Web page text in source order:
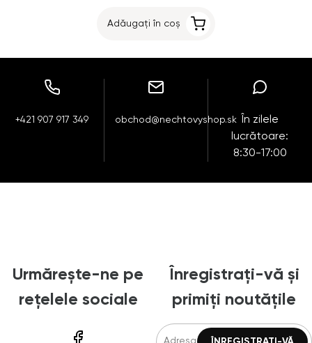
Adăugați în coș
+421 907 917 349 obchod@nechtovyshop.sk
În zilele
lucrătoare:
8:30-17:00
Urmărește-ne pe
rețelele sociale
Înregistrați-vă și
primiți noutățile